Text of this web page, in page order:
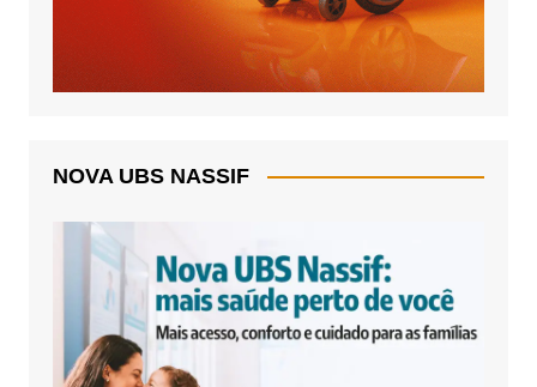
NOVA UBS NASSIF